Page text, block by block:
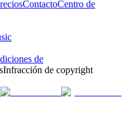
ContactoCentro de
de
Infracción de copyright